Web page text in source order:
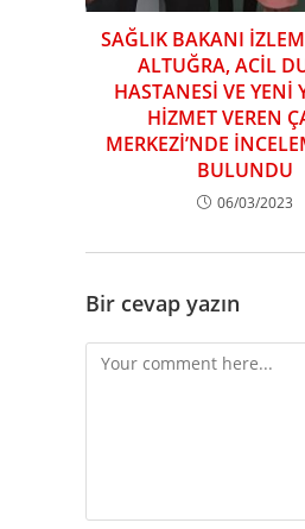
SAĞLIK BAKANI
ALTUĞRA, ACİL
HASTANESİ VE YENİ
HİZMET VEREN
MERKEZİ’NDE
BULUNDU
06/03/2023
Bir cevap yazın
Comment